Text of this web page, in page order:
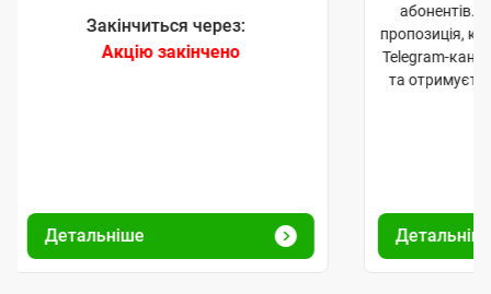
Закінчиться через:
Акцію закінчено
Детальніше
абонентів.
пропозиція,
Telegram-
та